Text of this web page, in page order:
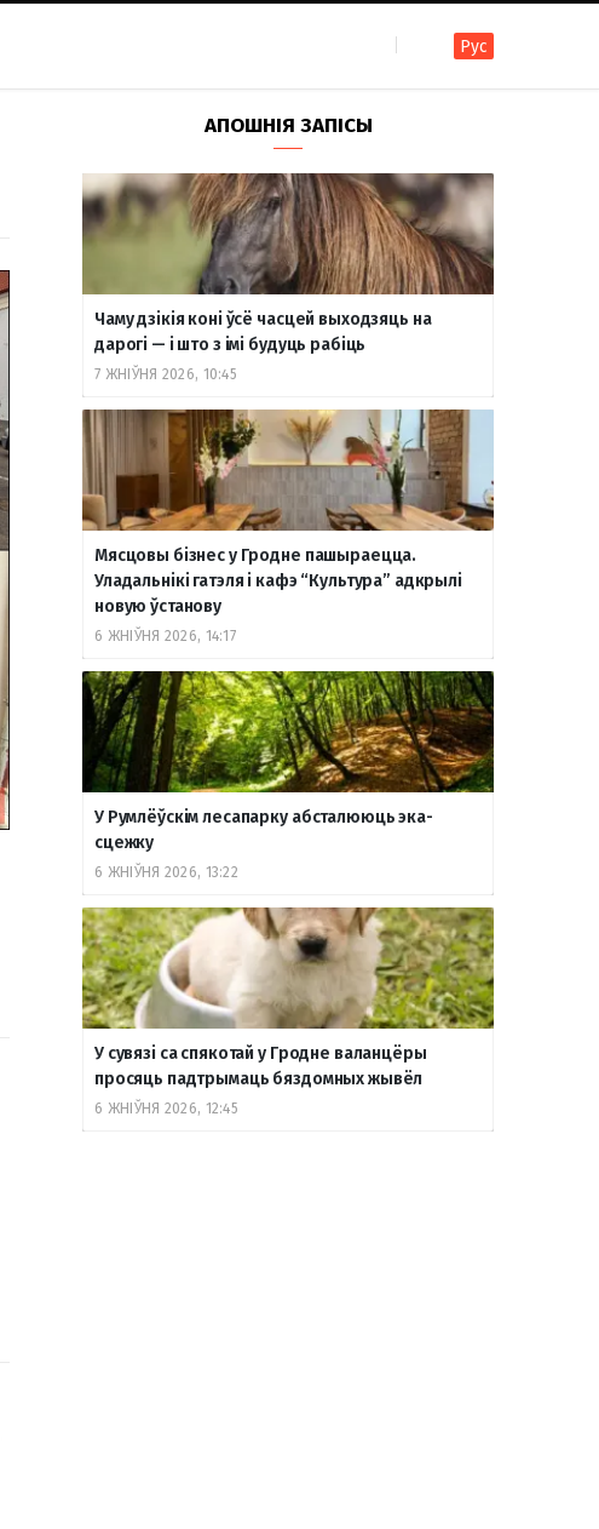
F
a
c
e
b
k
I
n
s
t
a
a
m
T
e
l
e
g
a
m
R
S
S
Y
o
u
T
b
e
В
к
о
т
а
т
е
Рус
АПОШНІЯ ЗАПІСЫ
Чаму дзікія коні ўсё часцей выходзяць на
дарогі — і што з імі будуць рабіць
7 ЖНІЎНЯ 2026, 10:45
Мясцовы бізнес у Гродне пашыраецца.
Уладальнікі гатэля і кафэ “Культура” адкрылі
новую ўстанову
6 ЖНІЎНЯ 2026, 14:17
У Румлёўскім лесапарку абсталююць эка-
сцежку
6 ЖНІЎНЯ 2026, 13:22
У сувязі са спякотай у Гродне валанцёры
просяць падтрымаць бяздомных жывёл
6 ЖНІЎНЯ 2026, 12:45